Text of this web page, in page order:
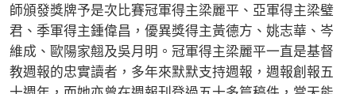
師頒發獎牌予是次比賽冠軍得主梁麗平、亞軍得主梁璧
君、季軍得主鍾偉昌，優異獎得主黃德方、姚志華、岑
維成、歐陽家翹及吳月明。冠軍得主梁麗平一直是基督
教週報的忠實讀者，多年來默默支持週報，週報創報五